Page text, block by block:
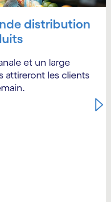
distribution
et un large
attireront les clients